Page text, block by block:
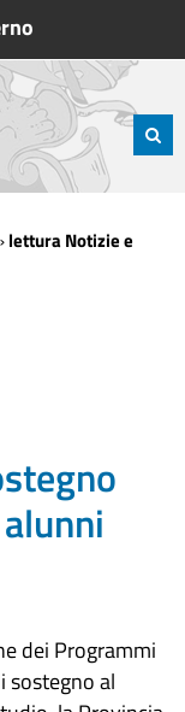
lettura Notizie e
dei Programmi
sostegno al